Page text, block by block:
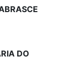
DO